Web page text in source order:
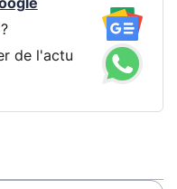
de l'actu